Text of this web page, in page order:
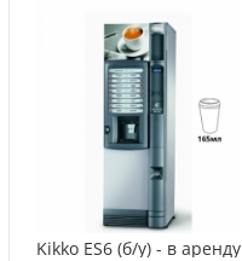
Kikko ES6 (б/у) - в аренду